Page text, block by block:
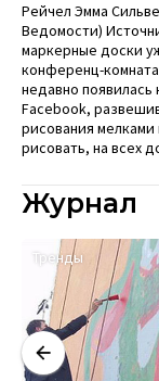
Рейчел Эмма
Ведомости)
маркерные доски
конференц-
недавно
Facebook,
рисования
рисовать, на всех
Журнал
Тренды